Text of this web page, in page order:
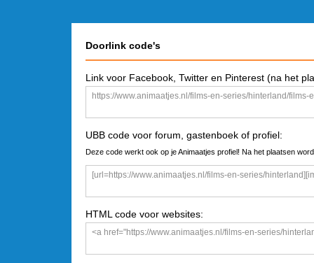
Doorlink code's
Link voor Facebook, Twitter en Pinterest (na het
UBB code voor forum, gastenboek of profiel:
Deze code werkt ook op je Animaatjes profiel! Na het plaatsen
HTML code voor websites: